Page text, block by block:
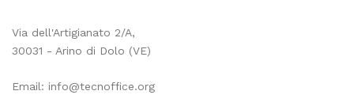
Via dell'Artigianato 2/A,
30031 - Arino di Dolo (VE)
Email: info@tecnoffice.org